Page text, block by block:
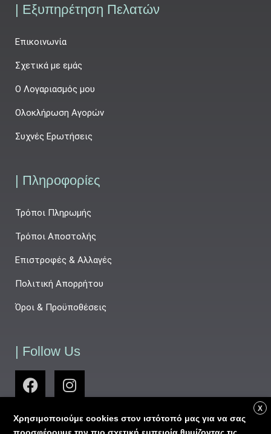
| Εξυπηρέτηση Πελατών
Επικοινωνία
Σχετικά με εμάς
Ο Λογαριασμός μου
Ολοκλήρωση Αγορών
Συχνές Ερωτήσεις
| Πληροφορίες
Τρόποι Πληρωμής
Τρόποι Αποστολής
Επιστροφές & Αλλαγές
Πολιτική Απορρήτου
Όροι & Προϋποθέσεις
| Follow Us
X
Χρησιμοποιούμε cookies στον ιστότοπό μας για να σας